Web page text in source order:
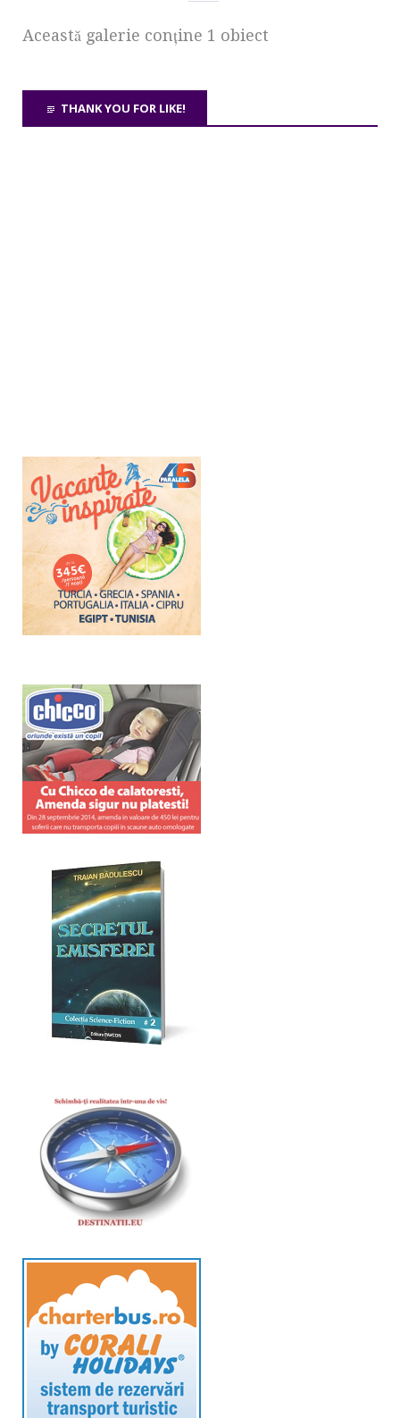
Această galerie conţine 1 obiect
THANK YOU FOR LIKE!